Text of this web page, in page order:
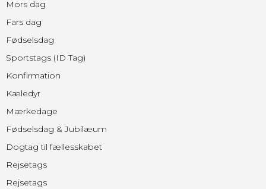
Mors dag
Fars dag
Fødselsdag
Sportstags (ID Tag)
Konfirmation
Kæledyr
Mærkedage
Fødselsdag & Jubilæum
Dogtag til fællesskabet
Rejsetags
Rejsetags